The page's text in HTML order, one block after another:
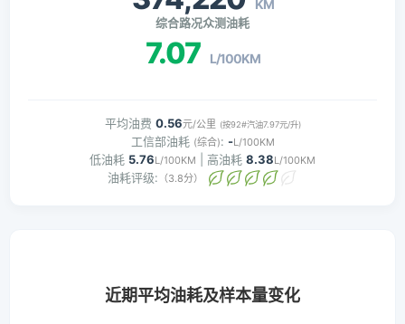
KM
综合路况众测油耗
7.07 L/100KM
平均油费 0.56元/公里 (按92#汽油7.97元/升)
工信部油耗 (综合): -L/100KM
低油耗 5.76L/100KM | 高油耗 8.38L/100KM
油耗评级: （3.8分）